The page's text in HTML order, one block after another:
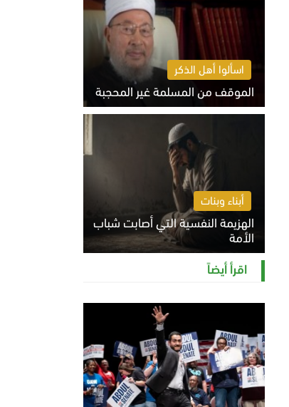
اسألوا أهل الذكر
الموقف من المسلمة غير المحجبة
الخميس 6 أغسطس 2026 10:45 ص
أبناء وبنات
الهزيمة النفسية التي أصابت شباب
الأمة
الخميس 6 أغسطس 2026 11:12 ص
اقرأ أيضاً